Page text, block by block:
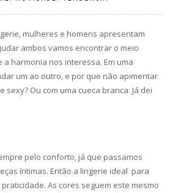
mulheres e homens apresentam
ambos vamos encontrar o meio
harmonia nos interessa. Em uma
um ao outro, e por que não apimentar
sexy? Ou com uma cueca branca. Já dei
pelo conforto, já que passamos
íntimas. Então a lingerie ideal para
As cores seguem este mesmo